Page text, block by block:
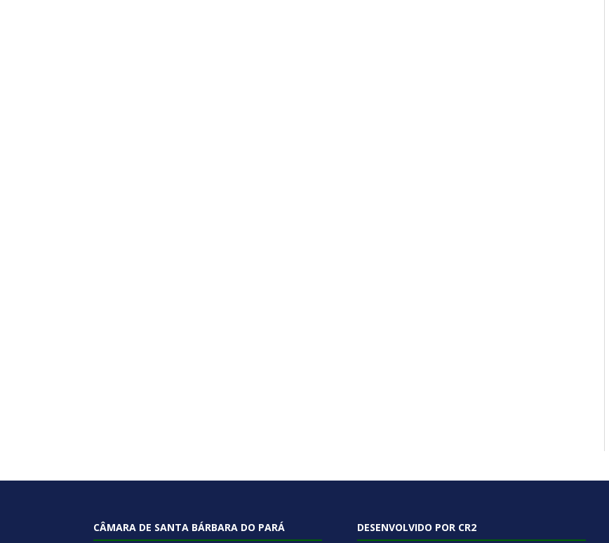
CÂMARA DE SANTA BÁRBARA DO PARÁ DESENVOLVIDO POR CR2